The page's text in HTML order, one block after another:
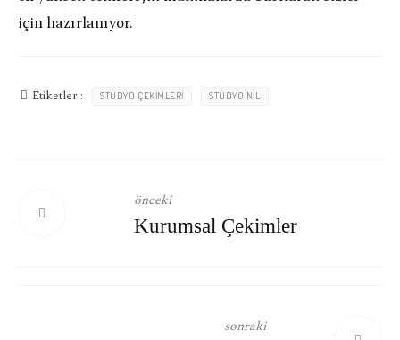
için hazırlanıyor.
Etiketler : STÜDYO ÇEKIMLERI STÜDYO NIL
önceki
Kurumsal Çekimler
sonraki